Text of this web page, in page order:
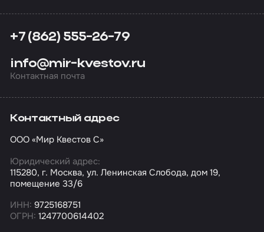
+7 (862) 555-26-79
info@mir-kvestov.ru
Контактная почта
Контактный адрес
ООО «Мир Квестов С»
Юридический адрес:
115280, г. Москва, ул. Ленинская Слобода, дом 19,
помещение 33/6
ИНН: 9725168751
ОГРН: 1247700614402